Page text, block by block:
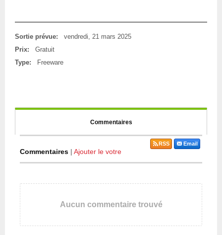
Sortie prévue:
vendredi, 21 mars 2025
Prix:
Gratuit
Type:
Freeware
Commentaires
Commentaires | Ajouter le votre
Email
RSS
Aucun commentaire trouvé